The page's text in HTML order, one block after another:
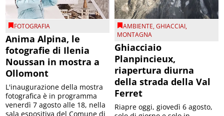
FOTOGRAFIA
Anima Alpina, le
fotografie di Ilenia
Noussan in mostra a
Ollomont
L'inaugurazione della mostra
fotografica è in programma
venerdì 7 agosto alle 18, nella
sala espositiva del Comune di
AMBIENTE,GHIACCIAI,
MONTAGNA
Ghiacciaio
Planpincieux,
riapertura diurna
della strada della Val
Ferret
Riapre oggi, giovedì 6 agosto,